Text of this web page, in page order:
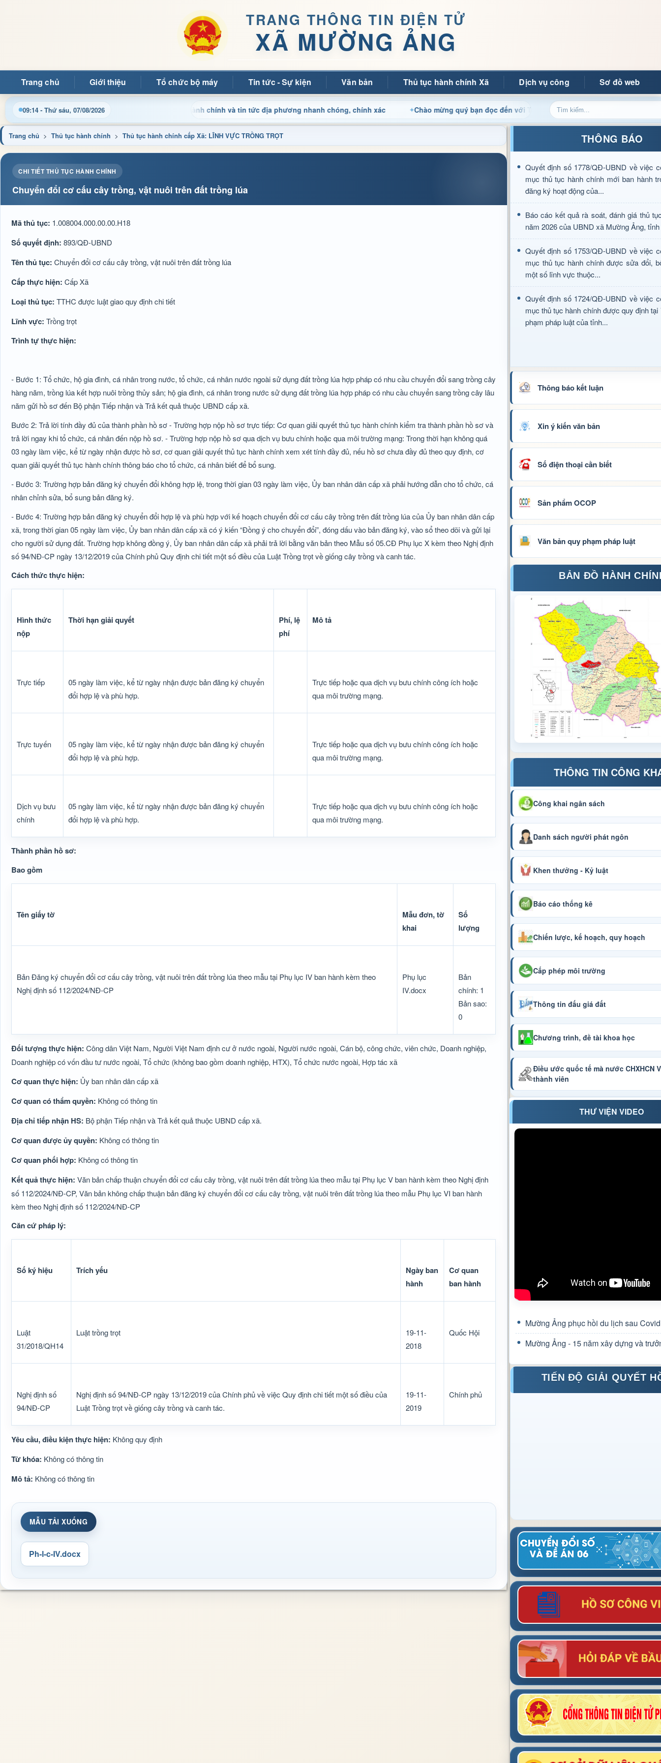
TRANG THÔNG TIN ĐIỆN TỬ
XÃ MƯỜNG ẢNG
Trang chủ Giới thiệu Tổ chức bộ máy Tin tức - Sự kiện Văn bản Thủ tục hành chính Xã Dịch vụ công Sơ đồ web
09:14 - Thứ sáu, 07/08/2026
Cập nhật thông tin điều hành, thủ tục hành chính và tin tức địa phương nhanh chóng, chính xác Chào mừng quý bạn đọc đến với Trang thông tin điện tử xã Mường Ảng
Trang chủ > Thủ tục hành chính > Thủ tục hành chính cấp Xã: LĨNH VỰC TRỒNG TRỌT
CHI TIẾT THỦ TỤC HÀNH CHÍNH
Chuyển đổi cơ cấu cây trồng, vật nuôi trên đất trồng lúa
Mã thủ tục: 1.008004.000.00.00.H18
Số quyết định: 893/QĐ-UBND
Tên thủ tục: Chuyển đổi cơ cấu cây trồng, vật nuôi trên đất trồng lúa
Cấp thực hiện: Cấp Xã
Loại thủ tục: TTHC được luật giao quy định chi tiết
Lĩnh vực: Trồng trọt
Trình tự thực hiện:
- Bước 1: Tổ chức, hộ gia đình, cá nhân trong nước, tổ chức, cá nhân nước ngoài sử dụng đất trồng lúa hợp pháp có nhu cầu chuyển đổi sang trồng cây
hàng năm, trồng lúa kết hợp nuôi trồng thủy sản; hộ gia đình, cá nhân trong nước sử dụng đất trồng lúa hợp pháp có nhu cầu chuyển sang trồng cây lâu
năm gửi hồ sơ đến Bộ phận Tiếp nhận và Trả kết quả thuộc UBND cấp xã.
Bước 2: Trả lời tính đầy đủ của thành phần hồ sơ - Trường hợp nộp hồ sơ trực tiếp: Cơ quan giải quyết thủ tục hành chính kiểm tra thành phần hồ sơ và
trả lời ngay khi tổ chức, cá nhân đến nộp hồ sơ. - Trường hợp nộp hồ sơ qua dịch vụ bưu chính hoặc qua môi trường mạng: Trong thời hạn không quá
03 ngày làm việc, kể từ ngày nhận được hồ sơ, cơ quan giải quyết thủ tục hành chính xem xét tính đầy đủ, nếu hồ sơ chưa đầy đủ theo quy định, cơ
quan giải quyết thủ tục hành chính thông báo cho tổ chức, cá nhân biết để bổ sung.
- Bước 3: Trường hợp bản đăng ký chuyển đổi không hợp lệ, trong thời gian 03 ngày làm việc, Ủy ban nhân dân cấp xã phải hướng dẫn cho tổ chức, cá
nhân chỉnh sửa, bổ sung bản đăng ký.
- Bước 4: Trường hợp bản đăng ký chuyển đổi hợp lệ và phù hợp với kế hoạch chuyển đổi cơ cấu cây trồng trên đất trồng lúa của Ủy ban nhân dân cấp
xã, trong thời gian 05 ngày làm việc, Ủy ban nhân dân cấp xã có ý kiến “Đồng ý cho chuyển đổi”, đóng dấu vào bản đăng ký, vào sổ theo dõi và gửi lại
cho người sử dụng đất. Trường hợp không đồng ý, Ủy ban nhân dân cấp xã phải trả lời bằng văn bản theo Mẫu số 05.CĐ Phụ lục X kèm theo Nghị định
số 94/NĐ-CP ngày 13/12/2019 của Chính phủ Quy định chi tiết một số điều của Luật Trồng trọt về giống cây trồng và canh tác.
Cách thức thực hiện:
Hình thức
nộp
Thời hạn giải quyết
Phí, lệ
phí
Mô tả
Trực tiếp
05 ngày làm việc, kể từ ngày nhận được bản đăng ký chuyển
đổi hợp lệ và phù hợp.
Trực tiếp hoặc qua dịch vụ bưu chính công ích hoặc
qua môi trường mạng.
Trực tuyến
05 ngày làm việc, kể từ ngày nhận được bản đăng ký chuyển
đổi hợp lệ và phù hợp.
Trực tiếp hoặc qua dịch vụ bưu chính công ích hoặc
qua môi trường mạng.
Dịch vụ bưu
chính
05 ngày làm việc, kể từ ngày nhận được bản đăng ký chuyển
đổi hợp lệ và phù hợp.
Trực tiếp hoặc qua dịch vụ bưu chính công ích hoặc
qua môi trường mạng.
Thành phần hồ sơ:
Bao gồm
Tên giấy tờ
Mẫu đơn, tờ
khai
Số
lượng
Bản Đăng ký chuyển đổi cơ cấu cây trồng, vật nuôi trên đất trồng lúa theo mẫu tại Phụ lục IV ban hành kèm theo
Nghị định số 112/2024/NĐ-CP
Phụ lục
IV.docx
Bản
chính: 1
Bản sao:
0
Đối tượng thực hiện: Công dân Việt Nam, Người Việt Nam định cư ở nước ngoài, Người nước ngoài, Cán bộ, công chức, viên chức, Doanh nghiệp,
Doanh nghiệp có vốn đầu tư nước ngoài, Tổ chức (không bao gồm doanh nghiệp, HTX), Tổ chức nước ngoài, Hợp tác xã
Cơ quan thực hiện: Ủy ban nhân dân cấp xã
Cơ quan có thẩm quyền: Không có thông tin
Địa chỉ tiếp nhận HS: Bộ phận Tiếp nhận và Trả kết quả thuộc UBND cấp xã.
Cơ quan được ủy quyền: Không có thông tin
Cơ quan phối hợp: Không có thông tin
Kết quả thực hiện: Văn bản chấp thuận chuyển đổi cơ cấu cây trồng, vật nuôi trên đất trồng lúa theo mẫu tại Phụ lục V ban hành kèm theo Nghị định
số 112/2024/NĐ-CP, Văn bản không chấp thuận bản đăng ký chuyển đổi cơ cấu cây trồng, vật nuôi trên đất trồng lúa theo mẫu Phụ lục VI ban hành
kèm theo Nghị định số 112/2024/NĐ-CP
Căn cứ pháp lý:
Số ký hiệu Trích yếu
Ngày ban
hành
Cơ quan
ban hành
Luật
31/2018/QH14
Luật trồng trọt
19-11-
2018
Quốc Hội
Nghị định số
94/NĐ-CP
Nghị định số 94/NĐ-CP ngày 13/12/2019 của Chính phủ về việc Quy định chi tiết một số điều của
Luật Trồng trọt về giống cây trồng và canh tác.
19-11-
2019
Chính phủ
Yêu cầu, điều kiện thực hiện: Không quy định
Từ khóa: Không có thông tin
Mô tả: Không có thông tin
MẪU TẢI XUỐNG
Ph-l-c-IV.docx
THÔNG BÁO
Quyết định số 1778/QĐ-UBND về việc
mục thủ tục hành chính mới ban hành
đăng ký hoạt động của...
Báo cáo kết quả rà soát, đánh giá thủ
năm 2026 của UBND xã Mường Ảng,
Quyết định số 1753/QĐ-UBND về việc
mục thủ tục hành chính được sửa đổi,
một số lĩnh vực thuộc...
Quyết định số 1724/QĐ-UBND về việc
mục thủ tục hành chính được quy định tại
phạm pháp luật của tỉnh...
Thông báo kết luận
Xin ý kiến văn bản
Số điện thoại cần biết
Sản phẩm OCOP
Văn bản quy phạm pháp luật
BẢN ĐỒ HÀNH
THÔNG TIN CÔNG
Công khai ngân sách
Danh sách người phát ngôn
Khen thưởng - Kỷ luật
Báo cáo thống kê
Chiến lược, kế hoạch, quy hoạch
Cấp phép môi trường
Thông tin đấu giá đất
Chương trình, đề tài khoa học
Điều ước quốc tế mà nước CHXHCN
thành viên
THƯ VIỆN VIDEO
Mường Ảng phục hồi du lịch sau
Mường Ảng - 15 năm xây dựng và
TIẾN ĐỘ GIẢI QUYẾT